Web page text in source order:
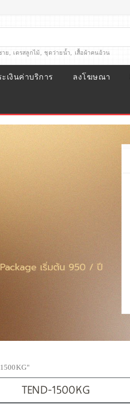
าย, เดรสลูกไม้, ชุดว่ายน้ำ, เสื้อผ้าคนอ้วน
ะเงินค่าบริการ ลงโฆษณา
TEND-1500KG